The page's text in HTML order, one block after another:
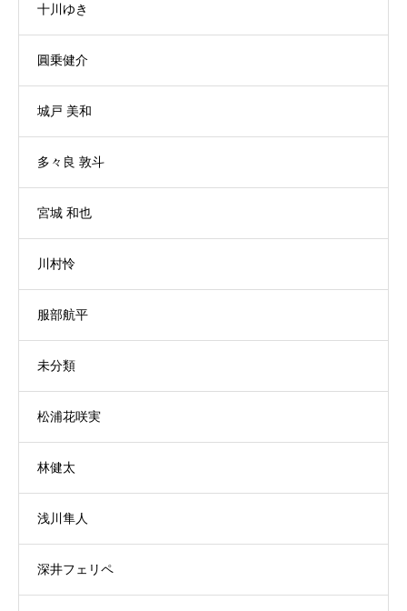
十川ゆき
圓乗健介
城戸 美和
多々良 敦斗
宮城 和也
川村怜
服部航平
未分類
松浦花咲実
林健太
浅川隼人
深井フェリペ